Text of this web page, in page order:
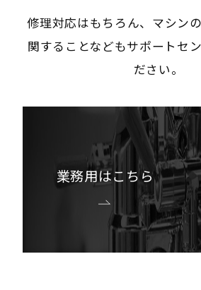
修理対応はもちろん、マシン
関することなどもサポートセ
ださい。
業務用はこちら